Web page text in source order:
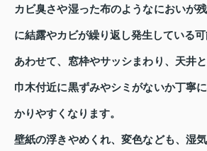
カビ臭さや湿った布のようなにおいが
に結露やカビが繰り返し発生している可
あわせて、窓枠やサッシまわり、天井
巾木付近に黒ずみやシミがないか丁寧
かりやすくなります。
壁紙の浮きやめくれ、変色なども、湿